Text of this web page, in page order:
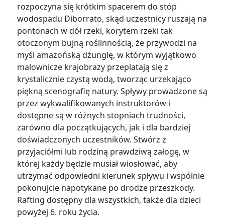
rozpoczyna się krótkim spacerem do stóp
wodospadu Diborrato, skąd uczestnicy ruszają na
pontonach w dół rzeki, korytem rzeki tak
otoczonym bujną roślinnością, że przywodzi na
myśl amazońską dżunglę, w którym wyjątkowo
malownicze krajobrazy przeplatają się z
krystalicznie czystą wodą, tworząc urzekająco
piękną scenografię natury. Spływy prowadzone są
przez wykwalifikowanych instruktorów i
dostępne są w różnych stopniach trudności,
zarówno dla początkujących, jak i dla bardziej
doświadczonych uczestników. Stwórz z
przyjaciółmi lub rodziną prawdziwą załogę, w
której każdy będzie musiał wiosłować, aby
utrzymać odpowiedni kierunek spływu i wspólnie
pokonujcie napotykane po drodze przeszkody.
Rafting dostępny dla wszystkich, także dla dzieci
powyżej 6. roku życia.